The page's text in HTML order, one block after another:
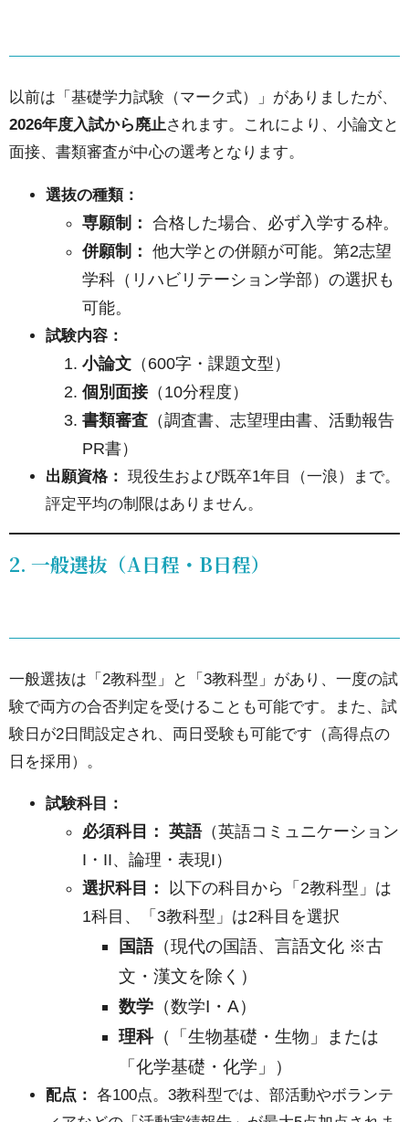
抜
（公
募推
2.
日
程・
程）
学
入
学
共
年度
以前は「基礎学力試験（マーク式）」がありましたが、
2026年度入試から廃止されます。これにより、小論文と
面接、書類審査が中心の選考となります。
選抜の種類：
専願制： 合格した場合、必ず入学する枠。
併願制： 他大学との併願が可能。第2志望
学科（リハビリテーション学部）の選択も
可能。
試験内容：
小論文 （600字・課題文型）
個別面接（10分程度）
書類審査 （調査書、志望理由書、活動報告
PR書）
出願資格： 現役生および既卒1年目（一浪）まで。
評定平均の制限はありません。
2. 一般選抜（A日程・B日程）
一般選抜は「2教科型」と「3教科型」があり、一度の試
験で両方の合否判定を受けることも可能です。また、試
験日が2日間設定され、両日受験も可能です（高得点の
日を採用）。
試験科目：
必須科目： 英語（英語コミュニケーション
I・II、論理・表現I）
選択科目：
以下の科目から「2教科型」は
1科目、「3教科型」は2科目を選択
国語（現代の国語、言語文化 ※古
文・漢文を除く）
数学 （数学I・A）
理科（「生物基礎・生物」または
「化学基礎・化学」）
配点： 各100点。3教科型では、部活動やボランテ